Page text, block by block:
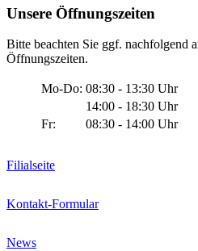
Unsere Öffnungszeiten
Bitte beachten Sie ggf. nachfolgend
Öffnungszeiten.
Mo-Do: 08:30 - 13:30 Uhr
14:00 - 18:30 Uhr
Fr:
08:30 - 14:00 Uhr
Filialseite
Kontakt-Formular
News